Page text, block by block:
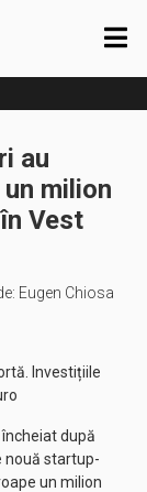
au
milion
Vest
Eugen Chiosa
Investițiile
după
nouă startup-
un milion